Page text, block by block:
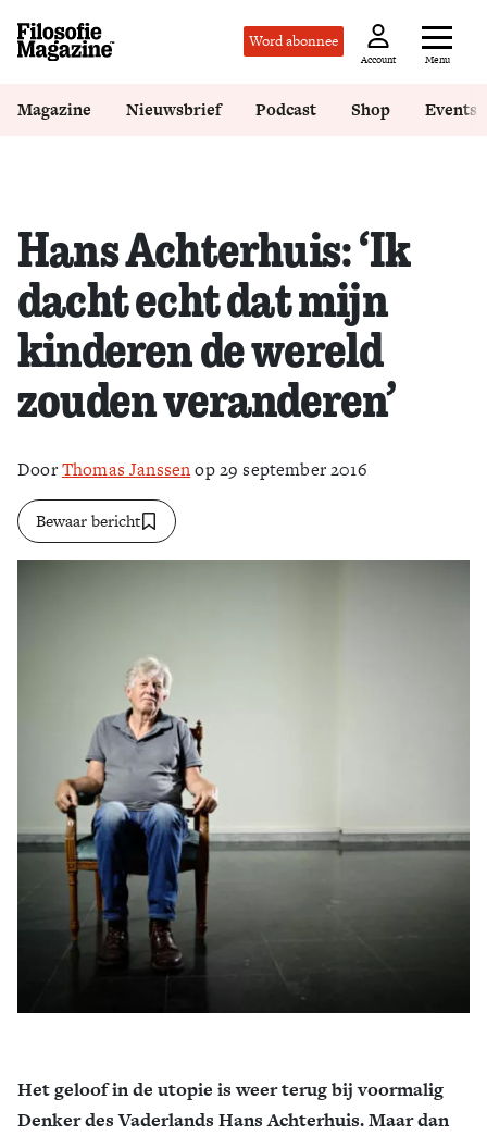
Word abonnee
Account Menu
Magazine Nieuwsbrief Podcast Shop Events
Hans Achterhuis: ‘Ik
dacht echt dat mijn
kinderen de wereld
zouden veranderen’
DoorThomas Janssenop 29 september 2016
Bewaar bericht
Het geloof in de utopie is weer terug bij voormalig
Denker des Vaderlands Hans Achterhuis. Maar dan